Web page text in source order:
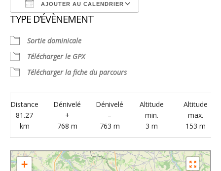
AJOUTER AU CALENDRIER
Télécharger ICS
TYPE D’ÉVÈNEMENT
Sortie dominicale
Télécharger le GPX
Télécharger la fiche du parcours
Distance
81.27
km
Dénivelé
+
768 m
Dénivelé
–
763 m
Altitude
min.
3 m
Altitude
max.
153 m
+